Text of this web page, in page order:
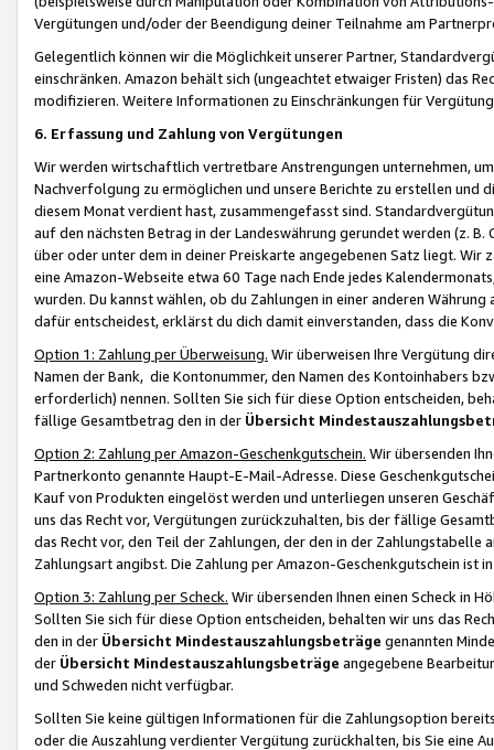
Vergütungen und/oder der Beendigung deiner Teilnahme am
Gelegentlich können wir die Möglichkeit unserer Partner,
einschränken. Amazon behält sich (ungeachtet etwaiger Fristen) das
modifizieren. Weitere Informationen zu Einschränkungen für
6. Erfassung und Zahlung von Vergütungen
Wir werden wirtschaftlich vertretbare Anstrengungen unternehmen,
Nachverfolgung zu ermöglichen und unsere Berichte zu erstellen und
diesem Monat verdient hast, zusammengefasst sind.
auf den nächsten Betrag in der Landeswährung gerundet werden (z.
über oder unter dem in deiner Preiskarte angegebenen Satz liegt.
eine Amazon-Webseite etwa 60 Tage nach Ende jedes
wurden. Du kannst wählen, ob du Zahlungen in einer anderen
dafür entscheidest, erklärst du dich damit einverstanden, dass die
Option 1: Zahlung per Überweisung. Wir überweisen Ihre Vergütung
Namen der Bank, die Kontonummer, den Namen des Kontoinhabers
erforderlich) nennen. Sollten Sie sich für diese Option entscheiden,
fällige Gesamtbetrag den in der Übersicht
Option 2: Zahlung per Amazon-Geschenkgutschein. Wir übersenden
Partnerkonto genannte Haupt-E-Mail-Adresse. Diese
Kauf von Produkten eingelöst werden und unterliegen unseren
uns das Recht vor, Vergütungen zurückzuhalten, bis der fällige
das Recht vor, den Teil der Zahlungen, der den in der
Zahlungsart angibst. Die Zahlung per Amazon-Geschenkgutschein ist
Option 3: Zahlung per Scheck. Wir übersenden Ihnen einen Scheck in
Sollten Sie sich für diese Option entscheiden, behalten wir uns das
den in der Übersicht Mindestauszahlungsbeträge genannten
der Übersicht Mindestauszahlungsbeträge angegebene
und Schweden nicht verfügbar.
Sollten Sie keine gültigen Informationen für die Zahlungsoption
oder die Auszahlung verdienter Vergütung zurückhalten, bis Sie